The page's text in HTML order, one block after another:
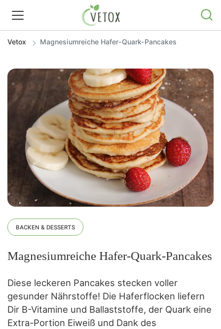
REZEPTWELT
WISSEN
GRATIS ERNÄHRUNGSTIPPS
Vetox Magnesiumreiche Hafer-Quark-Pancakes
BACKEN & DESSERTS
Magnesiumreiche Hafer-Quark-Pancakes
Diese leckeren Pancakes stecken voller
gesunder Nährstoffe! Die Haferflocken liefern
Dir B-Vitamine und Ballaststoffe, der Quark eine
Extra-Portion Eiweiß und Dank des